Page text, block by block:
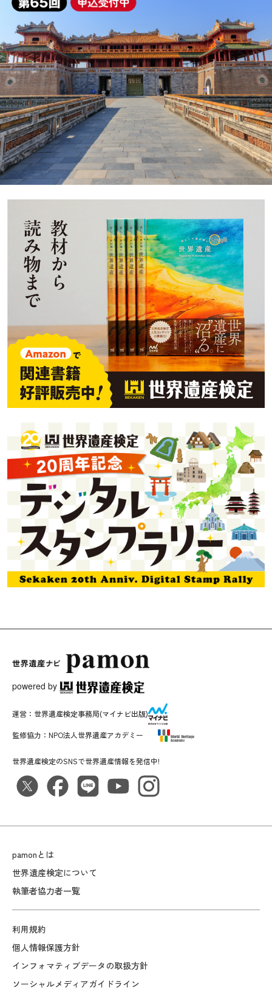
powered by
pamonとは
世界遺産検定について
執筆者協力者一覧
利用規約
個人情報保護方針
インフォマティブデータの取扱方針
ソーシャルメディアガイドライン
世界遺産検定のSNSで世界遺産情報を発信中!
運営： 世界遺産検定事務局(マイナビ出版)
監修協力： NPO法人世界遺産アカデミー